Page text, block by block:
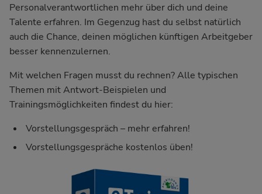
Personalverantwortlichen mehr über dich und deine
Talente erfahren. Im Gegenzug hast du selbst natürlich
auch die Chance, deinen möglichen künftigen Arbeitgeber
besser kennenzulernen.
Mit welchen Fragen musst du rechnen? Alle typischen
Themen mit Antwort-Beispielen und
Trainingsmöglichkeiten findest du hier:
Vorstellungsgespräch – mehr erfahren!
Vorstellungsgespräche kostenlos üben!